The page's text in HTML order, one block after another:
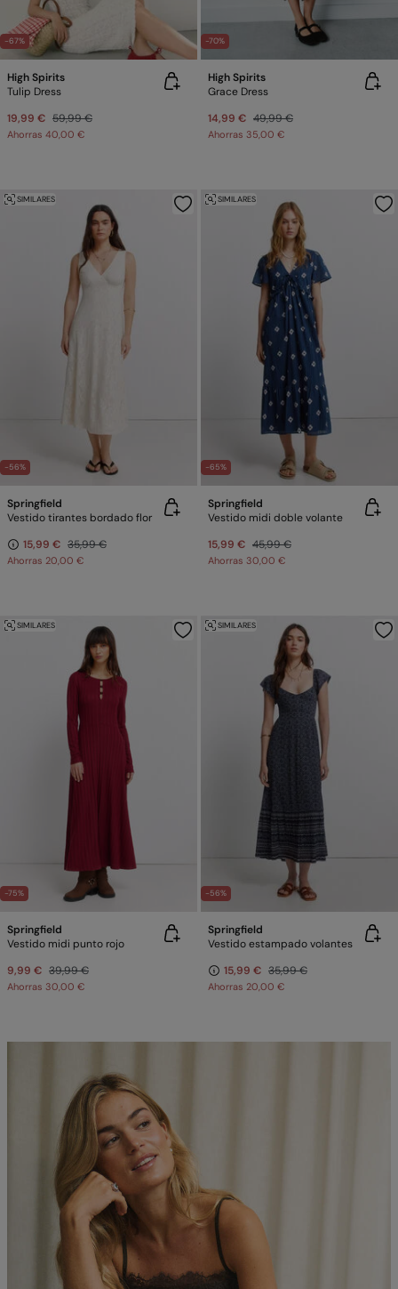
-67%
High Spirits
Tulip Dress
19,99 € 59,99 €
Ahorras 40,00 €
-70%
High Spirits
Grace Dress
14,99 € 49,99 €
Ahorras 35,00 €
-56%
SIMILARES
Springfield
Vestido tirantes bordado flor
15,99 € 35,99 €
Ahorras 20,00 €
-65%
SIMILARES
Springfield
Vestido midi doble volante
15,99 € 45,99 €
Ahorras 30,00 €
-75%
SIMILARES
Springfield
Vestido midi punto rojo
9,99 € 39,99 €
Ahorras 30,00 €
-56%
SIMILARES
Springfield
Vestido estampado volantes
15,99 € 35,99 €
Ahorras 20,00 €